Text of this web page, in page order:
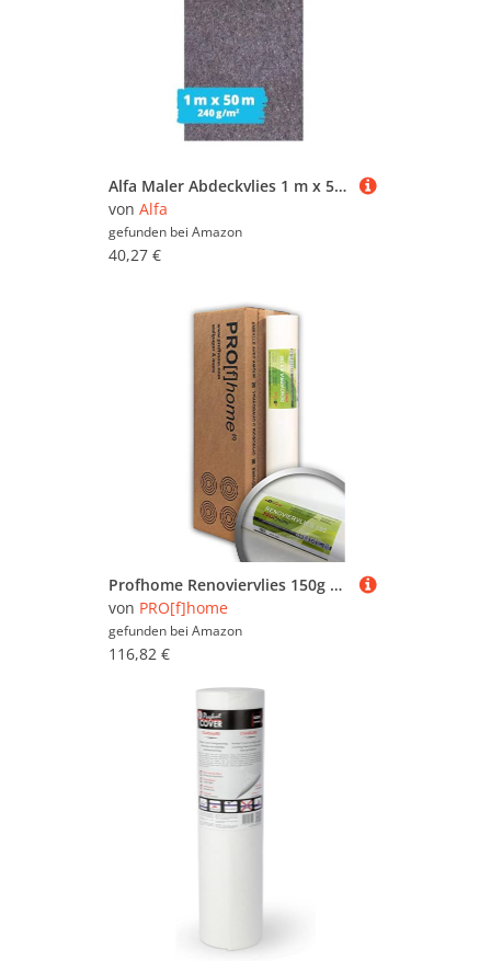
Alfa Maler Abdeckvlies 1 m x 50 m mit 240 g/m² Oberflächenschutz extra saugfähig und feuchtigkeitsundurchlässig, Malervlies, Schutzvlies, Maler und Heimwerker
von Alfa
gefunden bei Amazon
40,27 €
Profhome Renoviervlies 150g Öko Malervlies umweltbewusst Vlies glatte überstreichbare reißfeste Vliestapete nachhaltig umweltschonend weiß 1 Kart. 4 Rollen 75qm FSC® MIX Nr. TSUD-COC-001718-KR
von PRO[f]home
gefunden bei Amazon
116,82 €